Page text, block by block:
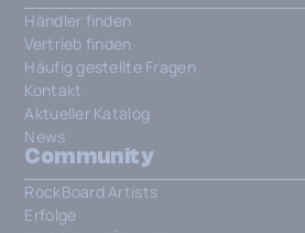
Händler finden
Vertrieb finden
Häufig gestellte Fragen
Kontakt
Aktueller Katalog
News
Community
RockBoard Artists
Erfolge